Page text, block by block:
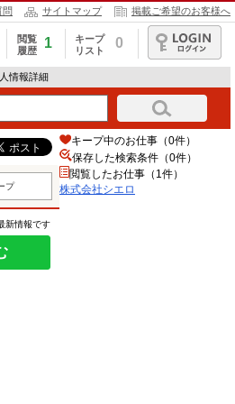
問 サイトマップ 掲載ご希望のお客様へ
閲覧
履歴
1
キープ
リスト
0
ログイン
情報詳細
プ
新情報です
キープ中のお仕事（0件）
保存した検索条件（0件）
閲覧したお仕事（1件）
株式会社シエロ